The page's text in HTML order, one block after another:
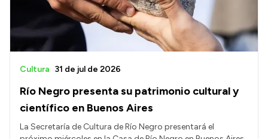
Río Negro presenta su patrimonio cultural y
científico en Buenos Aires
Cultura 31 de jul de 2026
La Secretaría de Cultura de Río Negro presentará el